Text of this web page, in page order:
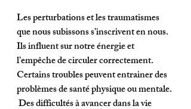
Les perturbations et les traumatismes
que nous subissons s’inscrivent en nous.
Ils influent sur notre énergie et
l’empêche de circuler correctement.
Certains troubles peuvent entrainer des
problèmes de santé physique ou mentale.
Des difficultés à avancer dans la vie